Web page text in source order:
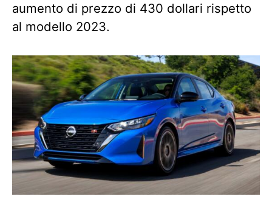
aumento di prezzo di 430 dollari rispetto
al modello 2023.